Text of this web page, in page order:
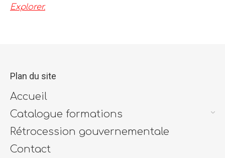
Explorer.
Plan du site
Accueil
Catalogue formations
Rétrocession gouvernementale
Contact